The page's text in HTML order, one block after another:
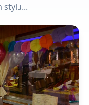
stylu...